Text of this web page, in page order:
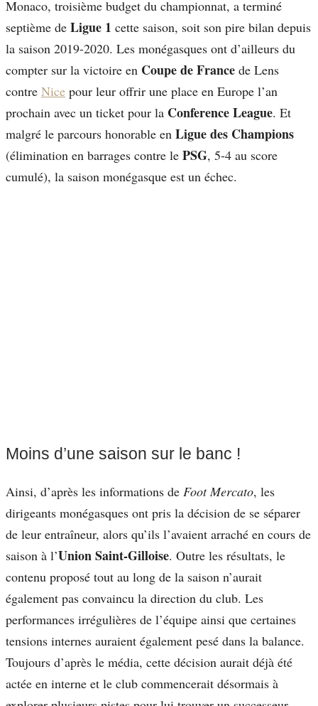
Monaco, troisième budget du championnat, a terminé
septième de Ligue 1 cette saison, soit son pire bilan depuis
la saison 2019-2020. Les monégasques ont d’ailleurs du
compter sur la victoire en Coupe de France de Lens
contre Nice pour leur offrir une place en Europe l’an
prochain avec un ticket pour la Conference League. Et
malgré le parcours honorable en Ligue des Champions
(élimination en barrages contre le PSG, 5-4 au score
cumulé), la saison monégasque est un échec.
Moins d’une saison sur le banc !
Ainsi, d’après les informations de Foot Mercato, les
dirigeants monégasques ont pris la décision de se séparer
de leur entraîneur, alors qu’ils l’avaient arraché en cours de
saison à l’Union Saint-Gilloise. Outre les résultats, le
contenu proposé tout au long de la saison n’aurait
également pas convaincu la direction du club. Les
performances irrégulières de l’équipe ainsi que certaines
tensions internes auraient également pesé dans la balance.
Toujours d’après le média, cette décision aurait déjà été
actée en interne et le club commencerait désormais à